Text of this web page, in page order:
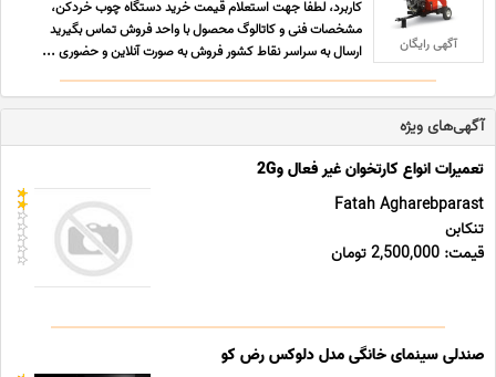
آگهی رایگان
کاربرد، لطفا جهت استعلام قیمت خرید دستگاه چوب خردکن،
مشخصات فنی و کاتالوگ محصول با واحد فروش تماس بگیرید
ارسال به سراسر نقاط کشور فروش به صورت آنلاین و حضوری ...
آگهی‌های ویژه
تعمیرات انواع کارتخوان غیر فعال و2G
Fatah Agharebparast
تنکابن
قیمت: 2,500,000 تومان
صندلی سینمای خانگی مدل دلوکس رض کو